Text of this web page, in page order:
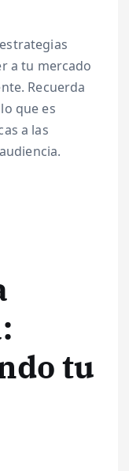
a tu mercado
Recuerda
que es
a las
tu